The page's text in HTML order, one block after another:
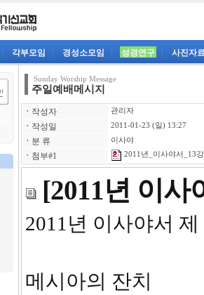
각부모임 경성소모임 성경연구 사진자
Sunday Worship Message
주일예배메시지
ㆍ 작성자 관리자
ㆍ 작성일 2011-01-23 (일) 13:27
ㆍ 분 류 이사야
ㆍ 첨부#1 2011년_이사야서_13
[2011년 이사
2011년 이사야서 제
메시아의 잔치